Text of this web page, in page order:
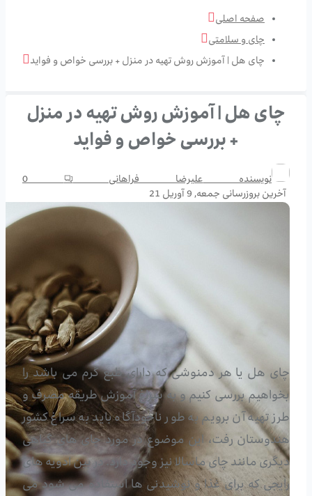
صفحه اصلی
چای و سلامتی
چای هل | آموزش روش تهیه در منزل + بررسی خواص و فواید
چای هل | آموزش روش تهیه در منزل
+ بررسی خواص و فواید
نویسندهعلیرضا فراهانی
0
آخرین بروزرسانی جمعه, 9 آوریل 21
چای هل یا هر دمنوشی که دارای طبع گرم می باشد را
بخواهیم بررسی کنیم و به سراغ آموزش طریقه مصرف و
طرز تهیه آن برویم به طور ناخودآگاه باید به سراغ کشور
هندوستان رفت، این موضوع در مورد چای های گیاهی
دیگری مانند چای ماسالا نیز وجود دارد. در بین ادویه های
رایجی که برای غذا و نوشیدنی ها استفاده می شود می